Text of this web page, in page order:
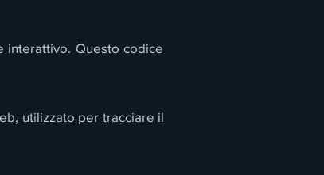
Questo codice
utilizzato per tracciare il